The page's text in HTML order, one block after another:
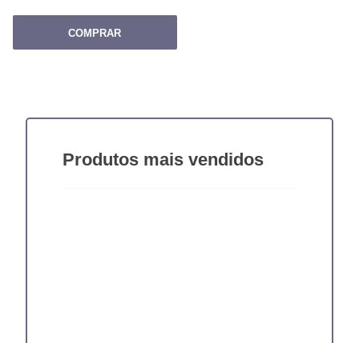
COMPRAR
Produtos mais vendidos